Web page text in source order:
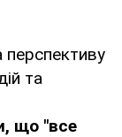
перспективу
та
що "все